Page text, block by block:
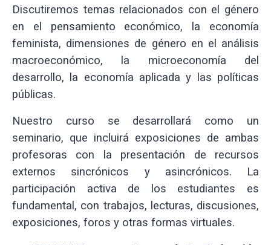
Discutiremos temas relacionados con el género
en el pensamiento económico, la economía
feminista, dimensiones de género en el análisis
macroeconómico, la microeconomía del
desarrollo, la economía aplicada y las políticas
públicas.
Nuestro curso se desarrollará como un
seminario, que incluirá exposiciones de ambas
profesoras con la presentación de recursos
externos sincrónicos y asincrónicos. La
participación activa de los estudiantes es
fundamental, con trabajos, lecturas, discusiones,
exposiciones, foros y otras formas virtuales.